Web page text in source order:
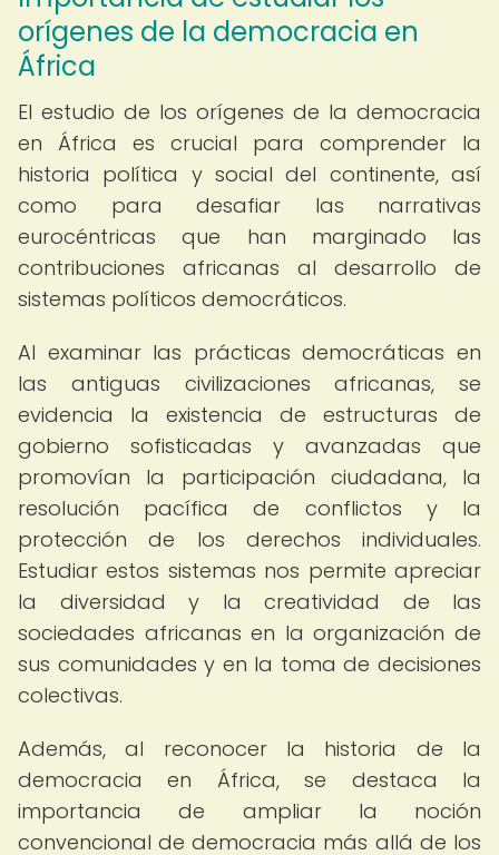
orígenes de la democracia en
África
El estudio de los orígenes de la democracia
en África es crucial para comprender la
historia política y social del continente, así
como para desafiar las narrativas
eurocéntricas que han marginado las
contribuciones africanas al desarrollo de
sistemas políticos democráticos.
Al examinar las prácticas democráticas en
las antiguas civilizaciones africanas, se
evidencia la existencia de estructuras de
gobierno sofisticadas y avanzadas que
promovían la participación ciudadana, la
resolución pacífica de conflictos y la
protección de los derechos individuales.
Estudiar estos sistemas nos permite apreciar
la diversidad y la creatividad de las
sociedades africanas en la organización de
sus comunidades y en la toma de decisiones
colectivas.
Además, al reconocer la historia de la
democracia en África, se destaca la
importancia de ampliar la noción
convencional de democracia más allá de los